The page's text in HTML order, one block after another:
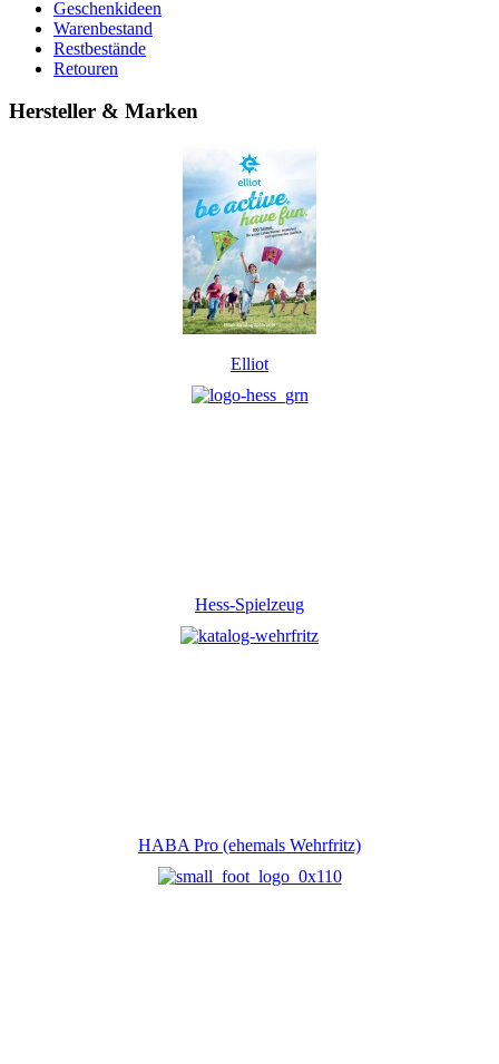
Geschenkideen
Warenbestand
Restbestände
Retouren
Hersteller & Marken
Elliot
Hess-Spielzeug
HABA Pro (ehemals Wehrfritz)